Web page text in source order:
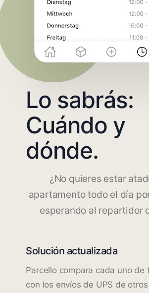
Lo sabrás:
Cuándo y
dónde.
¿No quieres estar
apartamento todo el día
esperando al repartidor
Solución actualizada
Parcello compara cada uno de
con los envíos de UPS de